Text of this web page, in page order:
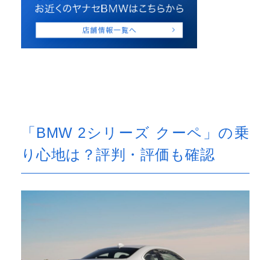
「BMW 2シリーズ クーペ」の乗
り心地は？評判・評価も確認